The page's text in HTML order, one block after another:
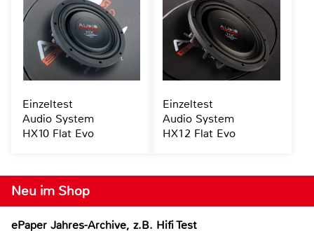
Neu im Shop
ePaper Jahres-Archive, z.B. Hifi Test
Einzeltest
Audio System
HX10 Flat Evo
Einzeltest
Audio System
HX12 Flat Evo